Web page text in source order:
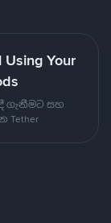
Using Your
ගැනීමට සහ